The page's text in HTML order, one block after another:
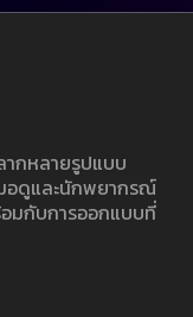
กหลายรูปแบบ
อดูและนักพยากรณ์
มกับการออกแบบที่